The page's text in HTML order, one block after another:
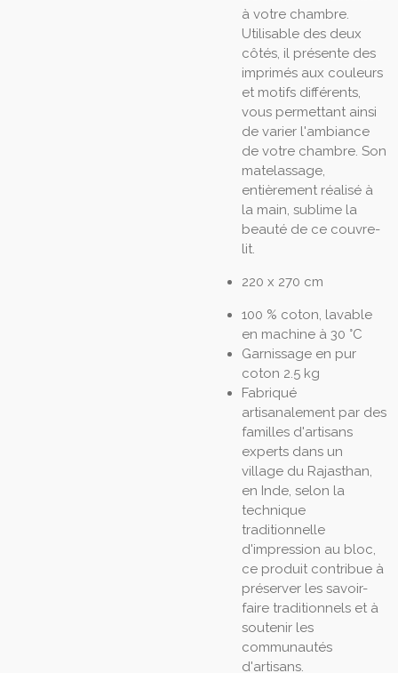
à votre chambre.
Utilisable des deux
côtés, il présente des
imprimés aux couleurs
et motifs différents,
vous permettant ainsi
de varier l'ambiance
de votre chambre. Son
matelassage,
entièrement réalisé à
la main, sublime la
beauté de ce couvre-
lit.
220 x 270 cm
100 % coton, lavable
en machine à 30 °C
Garnissage en pur
coton 2.5 kg
Fabriqué
artisanalement par des
familles d'artisans
experts dans un
village du Rajasthan,
en Inde, selon la
technique
traditionnelle
d'impression au bloc,
ce produit contribue à
préserver les savoir-
faire traditionnels et à
soutenir les
communautés
d'artisans.